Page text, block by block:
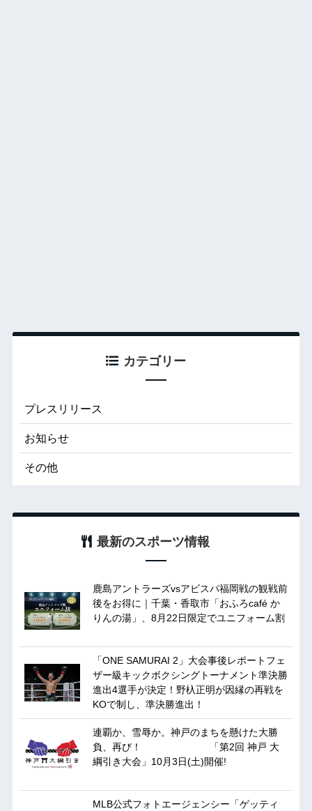
カテゴリー
プレスリリース
お知らせ
その他
最新のスポーツ情報
鹿島アントラーズvsアビスパ福岡戦の観戦前
後をお得に｜千葉・香取市「おふろcafé か
りんの湯」、8月22日限定でユニフォーム割
「ONE SAMURAI 2」大会事後レポートフェ
ザー級キックボクシングトーナメント準決勝
進出4選手が決定！野杁正明が因縁の再戦を
KOで制し、準決勝進出！
連覇か、雪辱か。神戸のまちを懸けた大勝
負、再び！ 「第2回 神戸 大
綱引き大会」10月3日(土)開催!
MLB公式フォトエージェンシー「ゲッティ